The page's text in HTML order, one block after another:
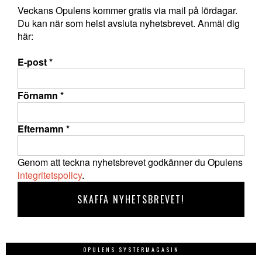
Veckans Opulens kommer gratis via mail på lördagar.
Du kan när som helst avsluta nyhetsbrevet. Anmäl dig
här:
E-post*
Förnamn *
Efternamn *
Genom att teckna nyhetsbrevet godkänner du Opulens
integritetspolicy.
OPULENS SYSTERMAGASIN